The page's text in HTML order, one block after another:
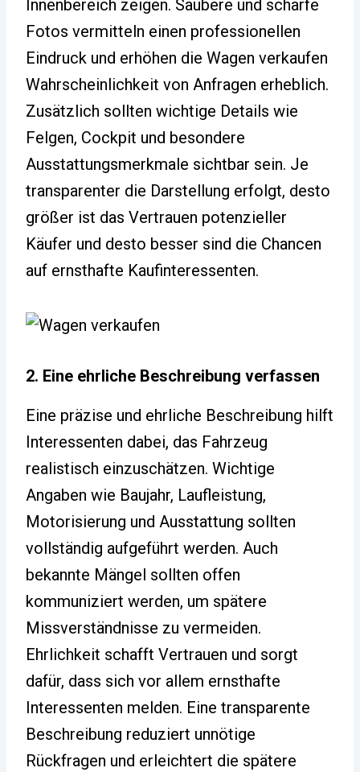
Innenbereich zeigen. Saubere und scharfe
Fotos vermitteln einen professionellen
Eindruck und erhöhen die Wagen verkaufen
Wahrscheinlichkeit von Anfragen erheblich.
Zusätzlich sollten wichtige Details wie
Felgen, Cockpit und besondere
Ausstattungsmerkmale sichtbar sein. Je
transparenter die Darstellung erfolgt, desto
größer ist das Vertrauen potenzieller
Käufer und desto besser sind die Chancen
auf ernsthafte Kaufinteressenten.
2. Eine ehrliche Beschreibung verfassen
Eine präzise und ehrliche Beschreibung hilft
Interessenten dabei, das Fahrzeug
realistisch einzuschätzen. Wichtige
Angaben wie Baujahr, Laufleistung,
Motorisierung und Ausstattung sollten
vollständig aufgeführt werden. Auch
bekannte Mängel sollten offen
kommuniziert werden, um spätere
Missverständnisse zu vermeiden.
Ehrlichkeit schafft Vertrauen und sorgt
dafür, dass sich vor allem ernsthafte
Interessenten melden. Eine transparente
Beschreibung reduziert unnötige
Rückfragen und erleichtert die spätere